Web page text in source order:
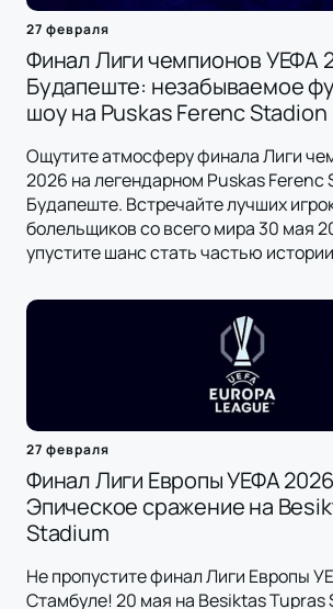
27 февраля
Финал Лиги чемпионов УЕФА
Будапеште: незабываемое
шоу на Puskas Ferenc Stadion
Ощутите атмосферу финала Лиги
2026 на легендарном Puskas Ferenc
Будапеште. Встречайте лучших
болельщиков со всего мира 30 мая
упустите шанс стать частью
27 февраля
Финал Лиги Европы УЕФА
Эпическое сражение на
Stadium
Не пропустите финал Лиги Европы
Стамбуле! 20 мая на Besiktas Tupras